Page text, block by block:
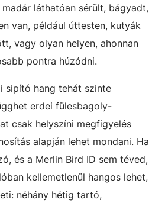
láthatóan sérült, bágyadt,
van, például úttesten, kutyák
vagy olyan helyen, ahonnan
pontra húzódni.
sipító hang tehát szinte
erdei fülesbagoly-
csak helyszíni megfigyelés
alapján lehet mondani. Ha
és a Merlin Bird ID sem téved,
kellemetlenül hangos lehet,
néhány hétig tartó,